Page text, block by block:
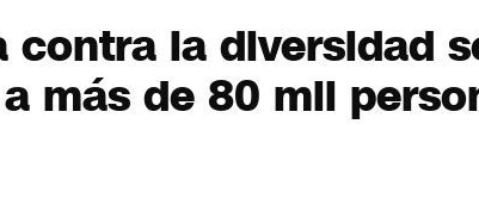
la diversidad
más de 80 mil